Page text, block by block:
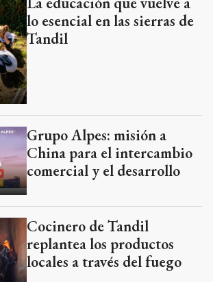
lo esencial en las sierras de
Tandil
Grupo Alpes: misión a
China para el intercambio
comercial y el desarrollo
Cocinero de Tandil
replantea los productos
locales a través del fuego